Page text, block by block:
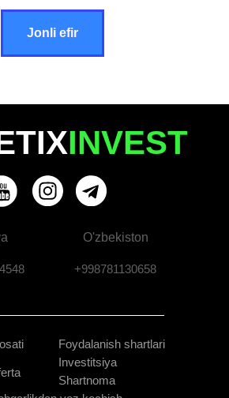
Jonli efir
Foydalanish shartlari
Shartnoma
O'zbekiston
+998781130658
INVEST
Investitsiya